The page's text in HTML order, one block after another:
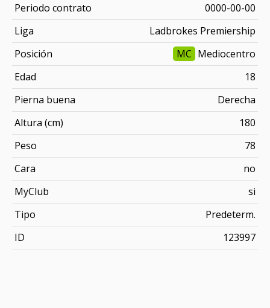
Periodo contrato
0000-00-00
Liga
Ladbrokes Premiership
Posición
MC Mediocentro
Edad
18
Pierna buena
Derecha
Altura (cm)
180
Peso
78
Cara
no
MyClub
si
Tipo
Predeterm.
ID
123997